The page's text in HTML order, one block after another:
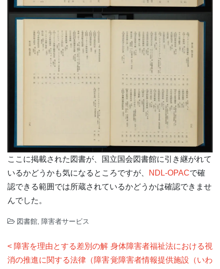
ここに掲載された図書が、国立国会図書館に引き継がれて
いるかどうかも気になるところですが、
NDL-OPACで確
認できる範囲では所蔵されているかどうかは確認できませ
んでした。
図書館 障害者サービス
投
稿
障害を理由とする差別の解
消の推進に関する法律（障害
身体障害者福祉法における視
覚障害者情報提供施設（いわ